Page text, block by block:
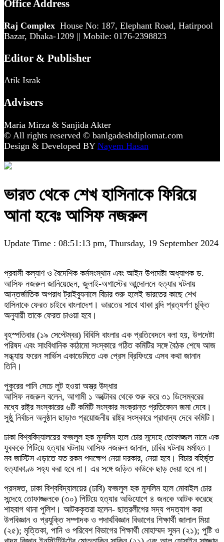
Office Address
Raj Complex House No: 187, Elephant Road, Hatirpool
Bazar, Dhaka-1209 || Mobile: 0176-2398823
Editor & Publisher
Atik Israk
Advisers
Maria Mirza & Sanjida Akter
© All rights reserved © banlgadeshdiplomat.com
Design & Developed BY Nayem Hasan
ভারত থেকে শেখ হাসিনাকে ফিরিয়ে
আনা হবেঃ আসিফ নজরুল
Update Time : 08:51:13 pm, Thursday, 19 September 2024
প্রবাসী কল্যাণ ও বৈদেশিক কর্মসংস্থান এবং আইন উপদেষ্টা অধ্যাপক ড.
আসিফ নজরুল জানিয়েছেন, জুলাই-অগাস্টের আন্দোলনে হত্যার ঘটনায়
আন্তর্জাতিক অপরাধ ট্রাইব্যুনালে বিচার শুরু হলেই ভারতের কাছে শেখ
হাসিনাকে ফেরত চাইবে বাংলাদেশ। ভারতের সাথে থাকা বন্দি প্রত্যর্পণ চুক্তি
অনুযায়ী তাকে ফেরত চাওয়া হবে।
বৃহস্পতিবার (১৯ সেপ্টেম্বর) বিবিসি বাংলার এক প্রতিবেদনে বলা হয়, উপদেষ্টা
পরিষদ এবং সাংবিধানিক কাঠামো সংস্কারে গঠিত কমিটির সঙ্গে বৈঠক শেষে আজ
সন্ধ্যায় ফরেন সার্ভিস একাডেমিতে এক প্রেস ব্রিফিংয়ে এসব কথা জানান
তিনি।
পুকুরের পানি সেচে লুট হওয়া অস্ত্র উদ্ধার
আসিফ নজরুল বলেন, আগামী ১ অক্টোবর থেকে শুরু করে ৩১ ডিসেম্বরের
মধ্যে রাষ্ট্র সংস্কারের ৬টি কমিটি সংস্কার সংক্রান্ত প্রতিবেদন জমা দেবে।
সুষ্ঠু নির্বাচন অনুষ্ঠান ছাড়াও প্রয়োজনীয় রাষ্ট্র সংস্কারে প্রাধান্য দেবে কমিটি।
ঢাকা বিশ্ববিদ্যালয়ের ফজলুল হক মুসলিম হলে চোর সন্দেহে তোফাজ্জল নামে এক
যুবককে পিটিয়ে হত্যার ঘটনায় আসিফ নজরুল জানান, ঢাবির ঘটনায় মর্মাহত।
মব জাস্টিস এড়াতে যত রকম পদক্ষেপ নেয়া দরকার, নেয়া হবে। বিচার বহির্ভূত
হত্যাকাণ্ড সহ্য করা হবে না। এর সঙ্গে জড়িত কাউকে ছাড় দেয়া হবে না।
প্রসঙ্গত, ঢাকা বিশ্ববিদ্যালয়ের (ঢাবি) ফজলুল হক মুসলিম হলে মোবাইল চোর
সন্দেহে তোফাজ্জলকে (৩০) পিটিয়ে হত্যার অভিযোগে ৪ জনকে আটক করেছে
শাহবাগ থানা পুলিশ। আটককৃতরা হলেন- ছাত্রলীগের সদ্য পদত্যাগ করা
উপবিজ্ঞান ও প্রযুক্তি সম্পাদক ও পদার্থবিজ্ঞান বিভাগের শিক্ষার্থী জালাল মিয়া
(২৫); মৃত্তিকা, পানি ও পরিবেশ বিভাগের শিক্ষার্থী মোহাম্মদ সুমন (২১); পুষ্টি ও